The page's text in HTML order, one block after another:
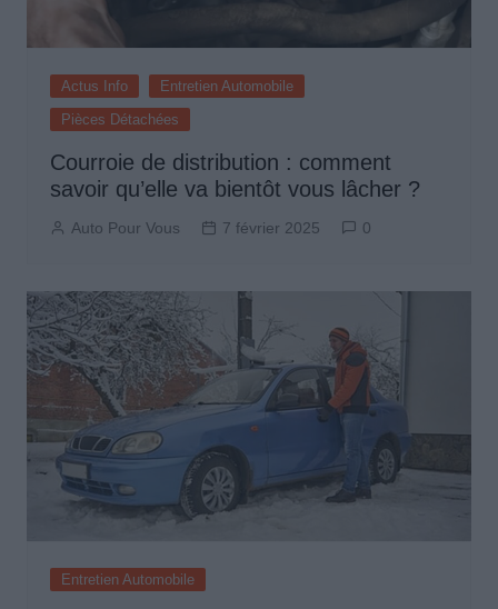
Actus Info
Entretien Automobile
Pièces Détachées
Courroie de distribution : comment
savoir qu’elle va bientôt vous lâcher ?
Auto Pour Vous 7 février 2025 0
Entretien Automobile